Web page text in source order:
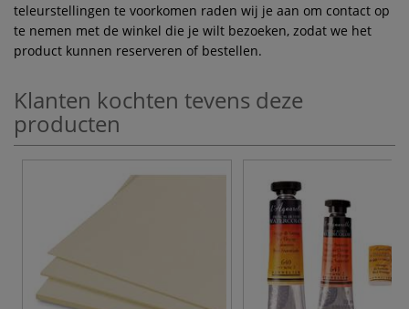
teleurstellingen te voorkomen raden wij je aan om contact op
te nemen met de winkel die je wilt bezoeken, zodat we het
product kunnen reserveren of bestellen.
Klanten kochten tevens deze
producten